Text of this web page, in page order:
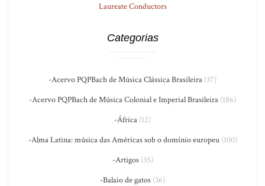
Laureate Conductors
Categorias
-Acervo PQPBach de Música Clássica Brasileira (37)
-Acervo PQPBach de Música Colonial e Imperial Brasileira (186)
-África (12)
-Alma Latina: música das Américas sob o domínio europeu(100)
-Artigos(35)
-Balaio de gatos (36)